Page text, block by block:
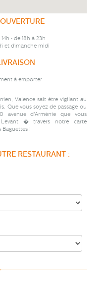
14h • de 18h à 23h
et dimanche midi
à emporter
Valence sait être vigilant au
Que vous soyez de passage ou
avenue d'Arménie que vous
� travers notre carte
Baguettes !
RESTAURANT :